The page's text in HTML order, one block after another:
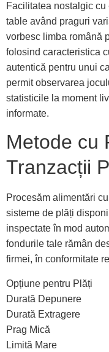
Facilitatea nostalgic
table având praguri
vorbesc limba română
folosind caracteristica
autentică pentru unui
permit observarea
statisticile la moment
informate.
Metode cu
Tranzacții
Procesăm alimentări
sisteme de plăți
inspectate în mod
fondurile tale rămân
firmei, în conformitate
Opțiune pentru Plăți
Durată Depunere
Durată Extragere
Prag Mică
Limită Mare